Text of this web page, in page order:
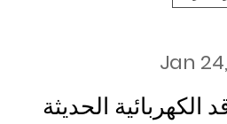
Jan
الكهربائية الحديثة